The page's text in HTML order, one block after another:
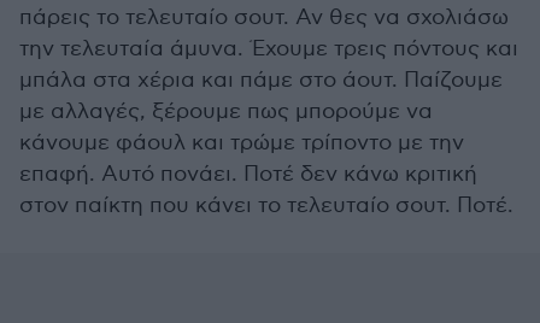
πάρεις το τελευταίο σουτ. Αν θες να σχολιάσω
την τελευταία άμυνα. Έχουμε τρεις πόντους και
μπάλα στα χέρια και πάμε στο άουτ. Παίζουμε
με αλλαγές, ξέρουμε πως μπορούμε να
κάνουμε φάουλ και τρώμε τρίποντο με την
επαφή. Αυτό πονάει. Ποτέ δεν κάνω κριτική
στον παίκτη που κάνει το τελευταίο σουτ. Ποτέ.